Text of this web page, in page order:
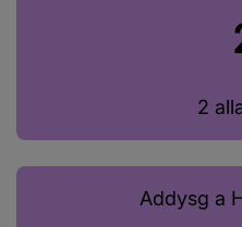
2
Addysg a